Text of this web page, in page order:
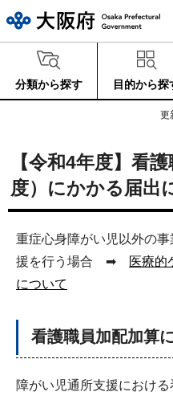
分類から探す 目的から探
更
【令和4年度】看
度）にかかる届出
重症心身障がい児以外の
援を行う場合 ➡
医療的
について
看護職員加配加算
障がい児通所支援におけ